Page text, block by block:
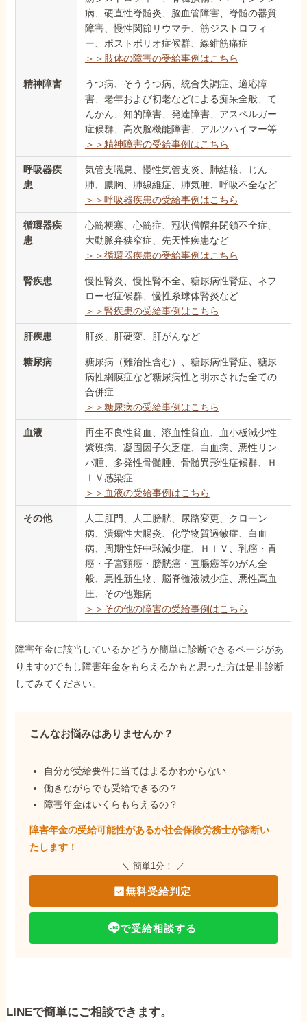
病、硬直性脊髄炎、脳血管障害、脊髄の器質
障害、慢性関節リウマチ、筋ジストロフィ
ー、ポストポリオ症候群、線維筋痛症
＞＞肢体の障害の受給事例はこちら
精神障害
うつ病、そううつ病、統合失調症、適応障
害、老年および初老などによる痴呆全般、て
んかん、知的障害、発達障害、アスペルガー
症候群、高次脳機能障害、アルツハイマー等
＞＞精神障害の受給事例はこちら
呼吸器疾
患
気管支喘息、慢性気管支炎、肺結核、じん
肺、膿胸、肺線維症、肺気腫、呼吸不全など
＞＞呼吸器疾患の受給事例はこちら
循環器疾
患
心筋梗塞、心筋症、冠状僧帽弁閉鎖不全症、
大動脈弁狭窄症、先天性疾患など
＞＞循環器疾患の受給事例はこちら
腎疾患
慢性腎炎、慢性腎不全、糖尿病性腎症、ネフ
ローゼ症候群、慢性糸球体腎炎など
＞＞腎疾患の受給事例はこちら
肝疾患 肝炎、肝硬変、肝がんなど
糖尿病
糖尿病（難治性含む）、糖尿病性腎症、糖尿
病性網膜症など糖尿病性と明示された全ての
合併症
＞＞糖尿病の受給事例はこちら
血液
再生不良性貧血、溶血性貧血、血小板減少性
紫班病、凝固因子欠乏症、白血病、悪性リン
パ腫、多発性骨髄腫、骨髄異形性症候群、Ｈ
ＩＶ感染症
＞＞血液の受給事例はこちら
その他
人工肛門、人工膀胱、尿路変更、クローン
病、潰瘍性大腸炎、化学物質過敏症、白血
病、周期性好中球減少症、ＨＩＶ、乳癌・胃
癌・子宮頸癌・膀胱癌・直腸癌等のがん全
般、悪性新生物、脳脊髄液減少症、悪性高血
圧、その他難病
＞＞その他の障害の受給事例はこちら
障害年金に該当しているかどうか簡単に診断できるページがあ
りますのでもし障害年金をもらえるかもと思った方は是非診断
してみてください。
こんなお悩みはありませんか？
自分が受給要件に当てはまるかわからない
働きながらでも受給できるの？
障害年金はいくらもらえるの？
障害年金の受給可能性があるか社会保険労務士が診断い
たします！
＼ 簡単1分！ ／
無料受給判定
で受給相談する
LINEで簡単にご相談できます。